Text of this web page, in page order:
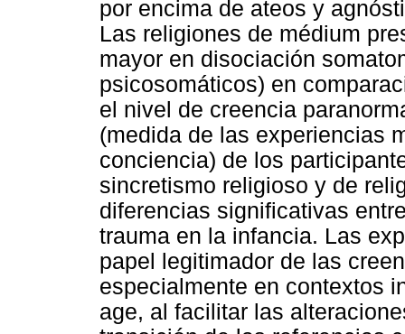
por encima de ateos y
Las religiones de médium
mayor en disociación
psicosomáticos) en
el nivel de creencia
(medida de las experiencias
conciencia) de los
sincretismo religioso y de
diferencias significativas
trauma en la infancia. Las
papel legitimador de las
especialmente en contextos
age, al facilitar las